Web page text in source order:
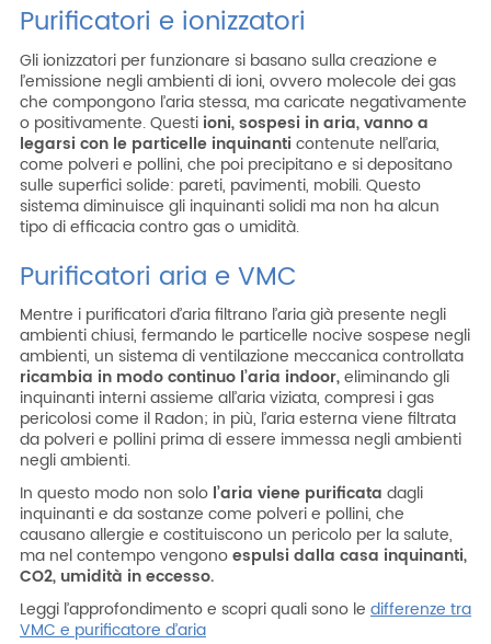
Purificatori e ionizzatori
Gli ionizzatori per funzionare si basano sulla creazione e
l’emissione negli ambienti di ioni, ovvero molecole dei gas
che compongono l’aria stessa, ma caricate negativamente
o positivamente. Questiioni, sospesi in aria, vanno a
legarsi con le particelle inquinanticontenute nell’aria,
come polveri e pollini, che poi precipitano e si depositano
sulle superfici solide: pareti, pavimenti, mobili. Questo
sistema diminuisce gli inquinanti solidi ma non ha alcun
tipo di efficacia contro gas o umidità.
Purificatori aria e VMC
Mentre i purificatori d’aria filtrano l’aria già presente negli
ambienti chiusi, fermando le particelle nocive sospese negli
ambienti, un sistema di ventilazione meccanica controllata
ricambia in modo continuo l’aria indoor,eliminando gli
inquinanti interni assieme all’aria viziata, compresi i gas
pericolosi come il Radon; in più, l’aria esterna viene filtrata
da polveri e pollini prima di essere immessa negli ambienti
negli ambienti.
In questo modo non solo l’aria viene purificata dagli
inquinanti e da sostanze come polveri e pollini, che
causano allergie e costituiscono un pericolo per la salute,
ma nel contempo vengonoespulsi dalla casa inquinanti,
CO2, umidità in eccesso.
Leggi l’approfondimento e scopri quali sono le differenze tra
VMC e purificatore d’aria